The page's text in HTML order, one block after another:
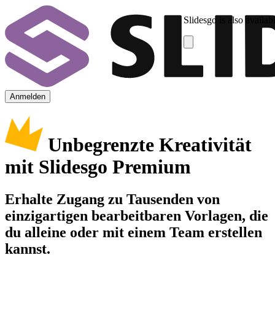
Slidesgo is also
Anmelden
Unbegrenzte Kreativität
mit Slidesgo Premium
Erhalte Zugang zu Tausenden von
einzigartigen bearbeitbaren Vorlagen, die
du alleine oder mit einem Team erstellen
kannst.